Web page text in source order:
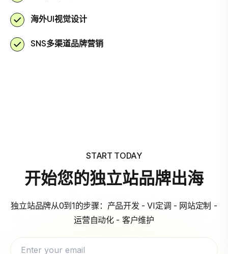
海外UI视觉设计
SNS多渠道品牌营销
START TODAY
开始您的独立站品牌出海
独立站品牌从0到1的步骤：产品开发 - VI定调 - 网站定制 -
运营自动化 - 客户维护